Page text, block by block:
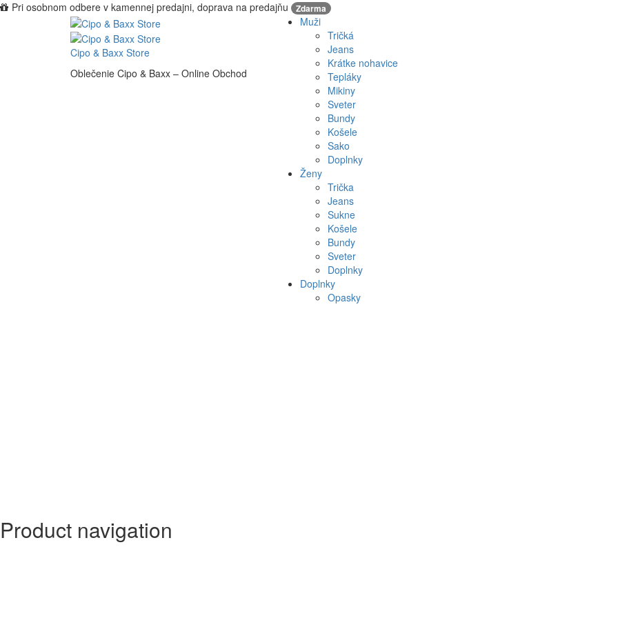
Pri osobnom odbere v kamennej predajni, doprava na predajňu Zdarma
Cipo & Baxx Store
Oblečenie Cipo & Baxx – Online Obchod
Muži
Tričká
Jeans
Krátke nohavice
Tepláky
Mikiny
Sveter
Bundy
Košele
Sako
Doplnky
Ženy
Trička
Jeans
Sukne
Košele
Bundy
Sveter
Doplnky
Doplnky
Opasky
Product navigation